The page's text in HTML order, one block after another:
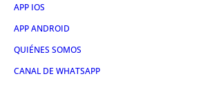
APP IOS
APP ANDROID
QUIÉNES SOMOS
CANAL DE WHATSAPP